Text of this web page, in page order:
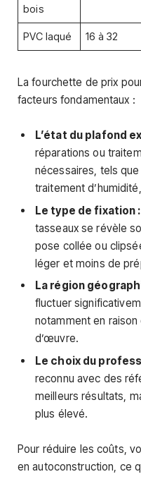
bois
PVC laqué 16 à 32
La fourchette de prix
facteurs fondamentaux :
L’état du plafond
réparations ou
nécessaires, tels
traitement
Le type de fixation :
tasseaux se révèle
pose collée ou
léger et moins de
La région
fluctuer
notamment en
d’œuvre.
Le choix du
reconnu avec des
meilleurs résultats,
plus élevé.
Pour réduire les coûts,
en autoconstruction, ce